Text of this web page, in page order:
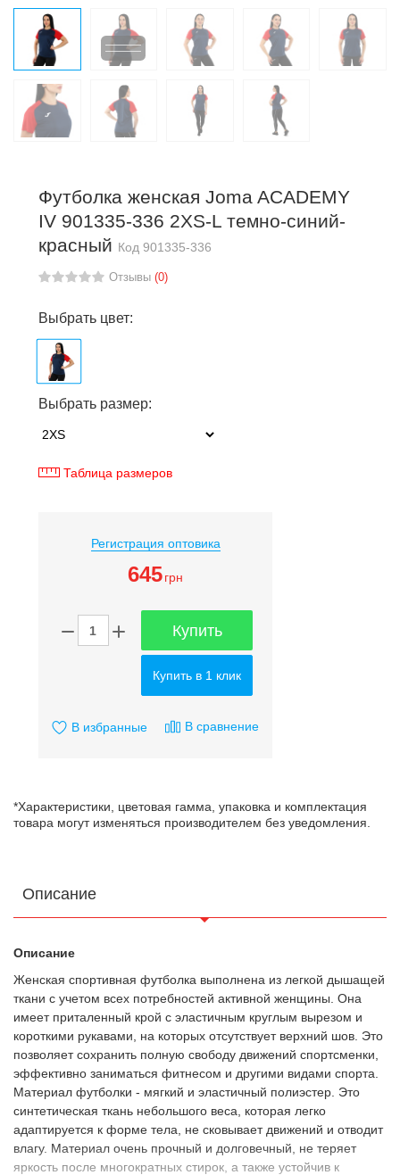
Футболка женская Joma ACADEMY
IV 901335-336 2XS-L темно-синий-
красный Код 901335-336
Отзывы (0)
Выбрать цвет:
Выбрать размер:
Таблица размеров
Регистрация оптовика
645 грн
Купить
Купить в 1 клик
В избранные В сравнение
*Характеристики, цветовая гамма, упаковка и комплектация
товара могут изменяться производителем без уведомления.
Описание
Описание
Женская спортивная футболка выполнена из легкой дышащей
ткани с учетом всех потребностей активной женщины. Она
имеет приталенный крой с эластичным круглым вырезом и
короткими рукавами, на которых отсутствует верхний шов. Это
позволяет сохранить полную свободу движений спортсменки,
эффективно заниматься фитнесом и другими видами спорта.
Материал футболки - мягкий и эластичный полиэстер. Это
синтетическая ткань небольшого веса, которая легко
адаптируется к форме тела, не сковывает движений и отводит
влагу. Материал очень прочный и долговечный, не теряет
яркость после многократных стирок, а также устойчив к